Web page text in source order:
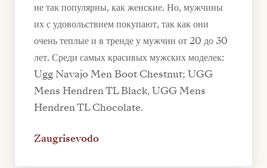
не так популярны, как женские. Но, мужчины
их с удовольствием покупают, так как они
очень теплые и в тренде у мужчин от 20 до 30
лет. Среди самых красивых мужских моделек:
Ugg Navajo Men Boot Chestnut; UGG
Mens Hendren TL Black, UGG Mens
Hendren TL Chocolate.
Zaugrisevodo